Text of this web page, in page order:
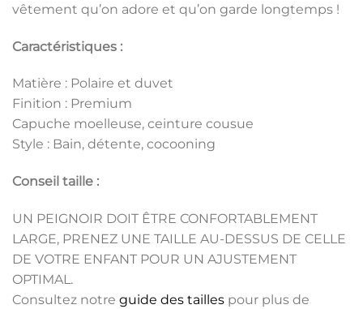
vêtement qu’on adore et qu’on garde longtemps !
Caractéristiques :
Matière : Polaire et duvet
Finition : Premium
Capuche moelleuse, ceinture cousue
Style : Bain, détente, cocooning
Conseil taille :
UN PEIGNOIR DOIT ÊTRE CONFORTABLEMENT
LARGE, PRENEZ UNE TAILLE AU-DESSUS DE CELLE
DE VOTRE ENFANT POUR UN AJUSTEMENT
OPTIMAL.
Consultez notre guide des tailles pour plus de